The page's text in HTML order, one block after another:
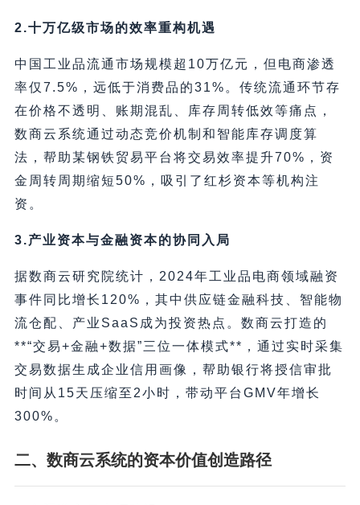
2.十万亿级市场的效率重构机遇
中国工业品流通市场规模超10万亿元，但电商渗透
率仅7.5%，远低于消费品的31%。传统流通环节存
在价格不透明、账期混乱、库存周转低效等痛点，
数商云系统通过动态竞价机制和智能库存调度算
法，帮助某钢铁贸易平台将交易效率提升70%，资
金周转周期缩短50%，吸引了红杉资本等机构注
资。
3.产业资本与金融资本的协同入局
据数商云研究院统计，2024年工业品电商领域融资
事件同比增长120%，其中供应链金融科技、智能物
流仓配、产业SaaS成为投资热点。数商云打造的
**“交易+金融+数据”三位一体模式**，通过实时采集
交易数据生成企业信用画像，帮助银行将授信审批
时间从15天压缩至2小时，带动平台GMV年增长
300%。
二、数商云系统的资本价值创造路径